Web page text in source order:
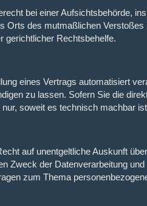
bei einer Aufsichtsbehörde,
Orts des mutmaßlichen Verstoßes
gerichtlicher Rechtsbehelfe.
eines Vertrags automatisiert
zu lassen. Sofern Sie die
soweit es technisch machbar
auf unentgeltliche Auskunft
Zweck der Datenverarbeitung und
zum Thema